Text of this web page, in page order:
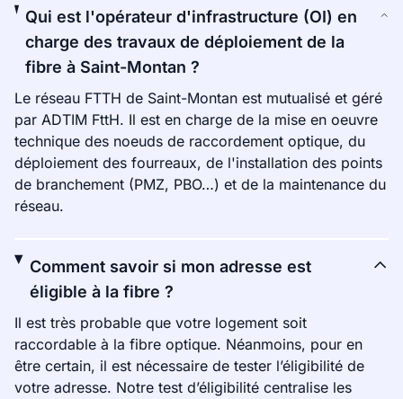
Qui est l'opérateur d'infrastructure (OI) en
charge des travaux de déploiement de la
fibre à Saint-Montan ?
Le réseau FTTH de Saint-Montan est mutualisé et géré
par ADTIM FttH. Il est en charge de la mise en oeuvre
technique des noeuds de raccordement optique, du
déploiement des fourreaux, de l'installation des points
de branchement (PMZ, PBO…) et de la maintenance du
réseau.
Comment savoir si mon adresse est
éligible à la fibre ?
Il est très probable que votre logement soit
raccordable à la fibre optique. Néanmoins, pour en
être certain, il est nécessaire de tester l’éligibilité de
votre adresse. Notre test d’éligibilité centralise les